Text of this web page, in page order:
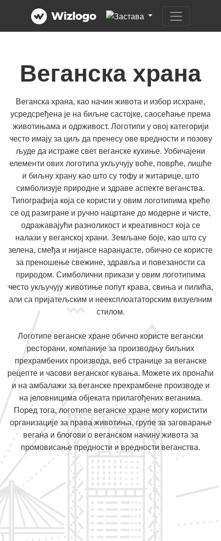
Веганска храна
Веганска храна, као начин живота и избор исхране,
усредсређена је на биљне састојке, саосећање према
животињама и одрживост. Логотипи у овој категорији
често имају за циљ да пренесу ове вредности и позову
људе да истраже свет веганске кухиње. Уобичајени
елементи ових логотипа укључују воће, поврће, лишће
и биљну храну као што су тофу и житарице, што
симболизује природне и здраве аспекте веганства.
Типографија која се користи у овим логотипима креће
се од разигране и ручно нацртане до модерне и чисте,
одражавајући разноликост и креативност која се
налази у веганској храни. Земљане боје, као што су
зелена, смеђа и нијансе наранџасте, обично се користе
за преношење свежине, здравља и повезаности са
природом. Симболични прикази у овим логотипима
често укључују животиње попут крава, свиња и пилића,
али са пријатељским и неексплоататорским визуелним
стилом.
Логотипе веганске хране обично користе вегански
ресторани, компаније за производњу биљних
прехрамбених производа, веб странице за веганске
рецепте и часови веганског кувања. Можете их пронаћи
и на амбалажи за веганске прехрамбене производе и
на јеловницима објеката прилагођених веганима.
Поред тога, логотипе веганске хране могу користити
организације за права животиња, групе за заговарање
вегана и блогови о веганском начину живота за
промовисање предности и вредности веганства.